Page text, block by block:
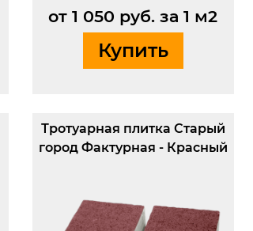
от 1 050 руб. за 1 м2
Купить
Тротуарная плитка Старый
город Фактурная - Красный